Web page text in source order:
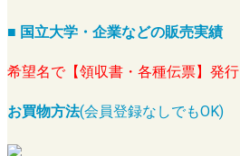
■ 国立大学・企業などの販売実績
希望名で【領収書・各種伝票】発行
お買物方法(会員登録なしでもOK)